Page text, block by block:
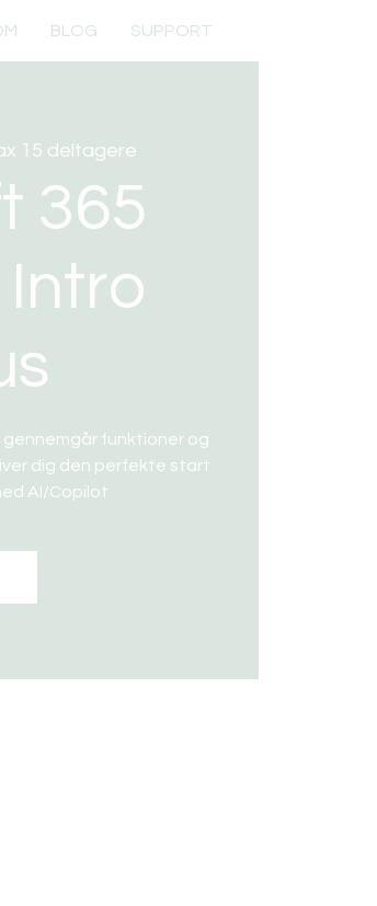
BLOG SUPPORT
15 deltagere
365
funktioner og
dig den perfekte start
AI/Copilot